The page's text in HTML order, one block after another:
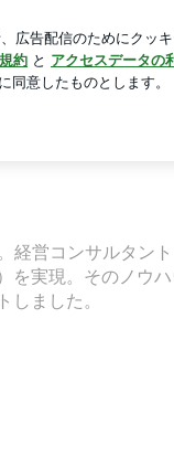
経営コンサルタン
を実現。そのノウ
ました。